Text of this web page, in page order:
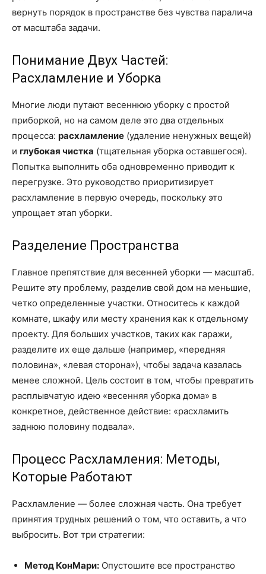
вернуть порядок в пространстве без чувства паралича
от масштаба задачи.
Понимание Двух Частей:
Расхламление и Уборка
Многие люди путают весеннюю уборку с простой
приборкой, но на самом деле это два отдельных
процесса: расхламление (удаление ненужных вещей)
и глубокая чистка (тщательная уборка оставшегося).
Попытка выполнить оба одновременно приводит к
перегрузке. Это руководство приоритизирует
расхламление в первую очередь, поскольку это
упрощает этап уборки.
Разделение Пространства
Главное препятствие для весенней уборки — масштаб.
Решите эту проблему, разделив свой дом на меньшие,
четко определенные участки. Относитесь к каждой
комнате, шкафу или месту хранения как к отдельному
проекту. Для больших участков, таких как гаражи,
разделите их еще дальше (например, «передняя
половина», «левая сторона»), чтобы задача казалась
менее сложной. Цель состоит в том, чтобы превратить
расплывчатую идею «весенняя уборка дома» в
конкретное, действенное действие: «расхламить
заднюю половину подвала».
Процесс Расхламления: Методы,
Которые Работают
Расхламление — более сложная часть. Она требует
принятия трудных решений о том, что оставить, а что
выбросить. Вот три стратегии:
Метод КонМари: Опустошите все пространство